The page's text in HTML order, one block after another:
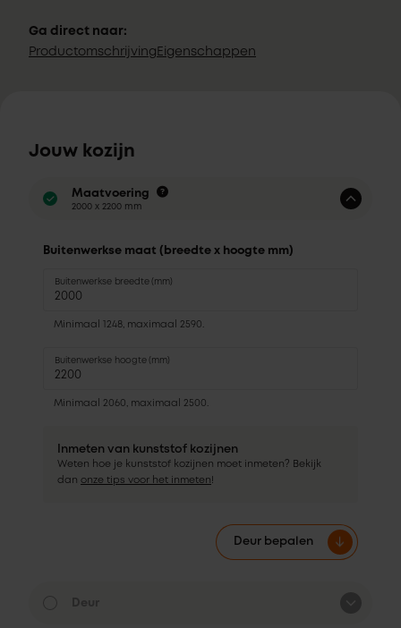
Ga direct naar:
Productomschrijving Eigenschappen
Jouw kozijn
Maatvoering
2000 x 2200 mm
Buitenwerkse maat (breedte x hoogte mm)
Buitenwerkse breedte (mm)
Minimaal 1248, maximaal 2590.
Buitenwerkse hoogte (mm)
Minimaal 2060, maximaal 2500.
Inmeten van kunststof kozijnen
Weten hoe je kunststof kozijnen moet inmeten? Bekijk
dan onze tips voor het inmeten !
Deur bepalen